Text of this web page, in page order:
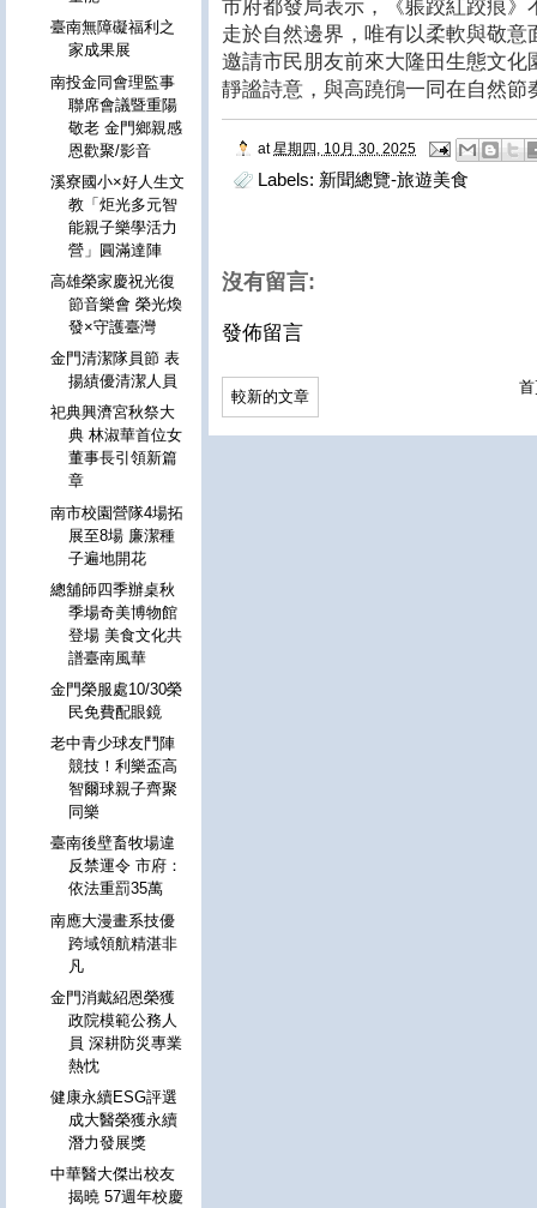
市府都發局表示，《躼跤紅跤痕
走於自然邊界，唯有以柔軟與敬
邀請市民朋友前來大隆田生態文
靜謐詩意，與高蹺鴴一同在自然節
at 星期四, 10月 30, 2025
Labels: 新聞總覽-旅遊美食
沒有留言:
發佈留言
較新的文章
臺南無障礙福利之
家成果展
南投金同會理監事
聯席會議暨重陽
敬老 金門鄉親感
恩歡聚/影音
溪寮國小×好人生文
教「炬光多元智
能親子樂學活力
營」圓滿達陣
高雄榮家慶祝光復
節音樂會 榮光煥
發×守護臺灣
金門清潔隊員節 表
揚績優清潔人員
祀典興濟宮秋祭大
典 林淑華首位女
董事長引領新篇
章
南市校園營隊4場拓
展至8場 廉潔種
子遍地開花
總舖師四季辦桌秋
季場奇美博物館
登場 美食文化共
譜臺南風華
金門榮服處10/30榮
民免費配眼鏡
老中青少球友鬥陣
競技！利樂盃高
智爾球親子齊聚
同樂
臺南後壁畜牧場違
反禁運令 市府：
依法重罰35萬
南應大漫畫系技優
跨域領航精湛非
凡
金門消戴紹恩榮獲
政院模範公務人
員 深耕防災專業
熱忱
健康永續ESG評選
成大醫榮獲永續
潛力發展獎
中華醫大傑出校友
揭曉 57週年校慶